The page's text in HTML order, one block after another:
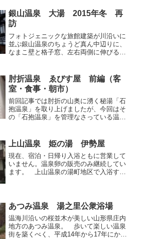
ガラスを多用し、天井も高く、明るくて
開放的な空間です。なお...
銀山温泉 大湯 2015年冬 再
訪
フォトジェニックな旅館建築が川沿いに
並ぶ銀山温泉のちょうど真ん中辺りに、
なまこ壁と格子窓、左右両側に伸びるう
年前に一度取り上げておりますが（当時
の記事はこちら）、半年...
肘折温泉 ゑびす屋 前編（客
室・食事・朝市）
前回記事では肘折の山奥に湧く秘湯「石
抱温泉」を取り上げましたが、今回はそ
の「石抱温泉」を管理なさっている温泉
いながら山奥の秘湯で湯浴みを体験し、
それから温泉街へ戻ってお...
上山温泉 姫の湯 伊勢屋
現在、宿泊・日帰り入浴ともに営業して
いません。温泉卵の販売のみ継続してい
ます。 上山温泉の湯町地区で入浴すべ
湯 伊勢屋」さんを訪って...
あつみ温泉 湯之里公衆浴場
温海川沿いの桜並木が美しい山形県庄内
地方のあつみ温泉。 歩いて楽しい温泉
街を築くべく、平成14年から17年にかけ